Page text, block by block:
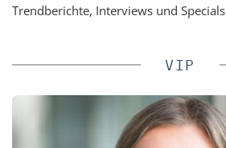
Trendberichte, Interviews und Specials
VIP